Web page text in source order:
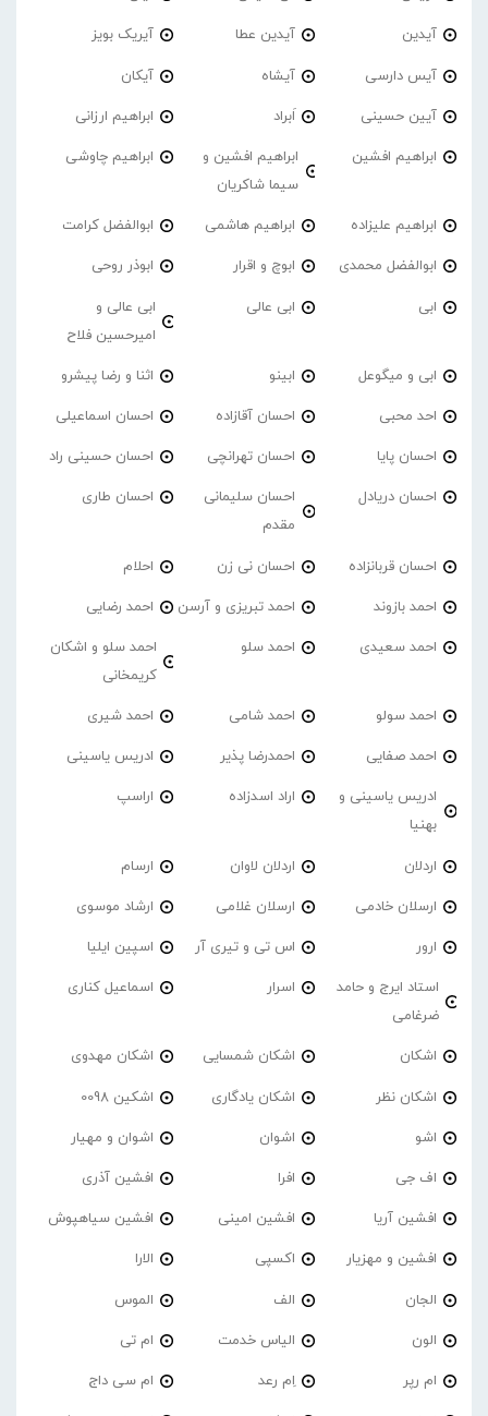
آیدین آیدین عطا آیریک بویز
آیس دارسی آیشاه آیکان
آیین حسینی اَبراد ابراهیم ارزانی
ابراهیم افشین
ابراهیم افشین و
سیما شاکریان
ابراهیم چاوشی
ابراهیم علیزاده ابراهیم هاشمی ابوالفضل کرامت
ابوالفضل محمدی ابوچ و اقرار ابوذر روحی
ابی ابی عالی
ابی عالی و
امیرحسین فلاح
ابی و میگوعل ابینو اثنا و رضا پیشرو
احد محبی احسان آقازاده احسان اسماعیلی
احسان پایا احسان تهرانچی احسان حسینی راد
احسان دریادل
احسان سلیمانی
مقدم
احسان طاری
احسان قربانزاده احسان نی زن احلام
احمد بازوند احمد تبریزی و آرسن احمد‌ رضایی
احمد سعیدی احمد سلو
احمد سلو و اشکان
کریمخانی
احمد سولو احمد شامی احمد شیری
احمد صفایی احمدرضا پذیر ادریس یاسینی
ادریس یاسینی و
بهنیا
اراد اسدزاده اراسپ
اردلان اردلان لاوان ارسام
ارسلان خادمی ارسلان غلامی ارشاد موسوی
ارور اس تی و تیری آر اسپین ایلیا
استاد ایرج و حامد
ضرغامی
اسرار اسماعیل کناری
اشکان اشکان شمسایی اشکان مهدوی
اشکان نظر اشکان یادگاری اشکین 0098
اشو اشوان اشوان و مهیار
اف جی افرا افشین آذری
افشین آریا افشین امینی افشین سیاهپوش
افشین و مهزیار اکسپی الارا
الجان الف الموس
الون الیاس خدمت ام تی
ام رپر اِم رعد ام سی داج